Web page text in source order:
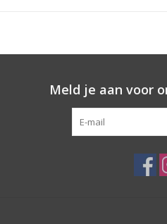
Meld je aan voor